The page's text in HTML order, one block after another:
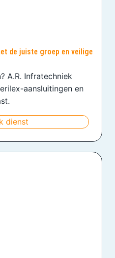
de juiste groep en veilige
A.R. Infratechniek
aansluitingen en
dienst